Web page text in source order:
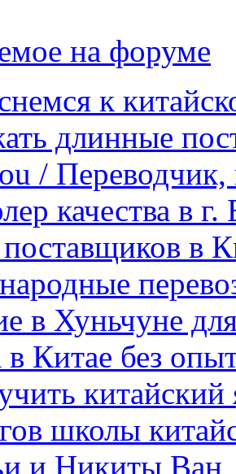
на форуме
к
длинные
/ Переводчик,
качества в
в
в Хуньчуне
в Китае без
школы
и Никиты Ван